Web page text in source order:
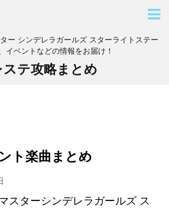
ー シンデレラガールズ スターライトステー
イベントなどの情報をお届け！
ステ攻略まとめ
ト楽曲まとめ
スターシンデレラガールズ ス